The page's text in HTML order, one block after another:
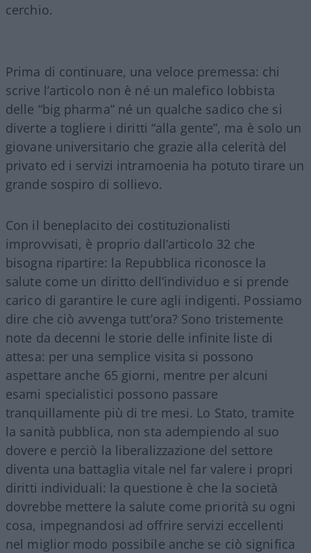
cerchio.
Prima di continuare, una veloce premessa: chi
scrive l’articolo non è né un malefico lobbista
delle “big pharma” né un qualche sadico che si
diverte a togliere i diritti “alla gente”, ma è solo un
giovane universitario che grazie alla celerità del
privato ed i servizi intramoenia ha potuto tirare un
grande sospiro di sollievo.
Con il beneplacito dei costituzionalisti
improvvisati, è proprio dall’articolo 32 che
bisogna ripartire: la Repubblica riconosce la
salute come un diritto dell’individuo e si prende
carico di garantire le cure agli indigenti. Possiamo
dire che ciò avvenga tutt’ora? Sono tristemente
note da decenni le storie delle infinite liste di
attesa: per una semplice visita si possono
aspettare anche 65 giorni, mentre per alcuni
esami specialistici possono passare
tranquillamente più di tre mesi. Lo Stato, tramite
la sanità pubblica, non sta adempiendo al suo
dovere e perciò la liberalizzazione del settore
diventa una battaglia vitale nel far valere i propri
diritti individuali: la questione è che la società
dovrebbe mettere la salute come priorità su ogni
cosa, impegnandosi ad offrire servizi eccellenti
nel miglior modo possibile anche se ciò significa